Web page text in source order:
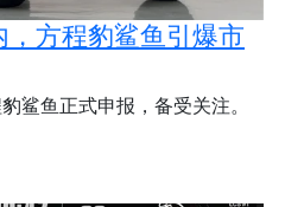
方程豹鲨鱼引爆市
鲨鱼正式申报，备受关注。